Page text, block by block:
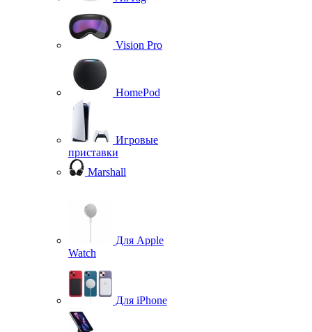
Vision Pro
HomePod
Игровые
приставки
Marshall
Для Apple
Watch
Для iPhone